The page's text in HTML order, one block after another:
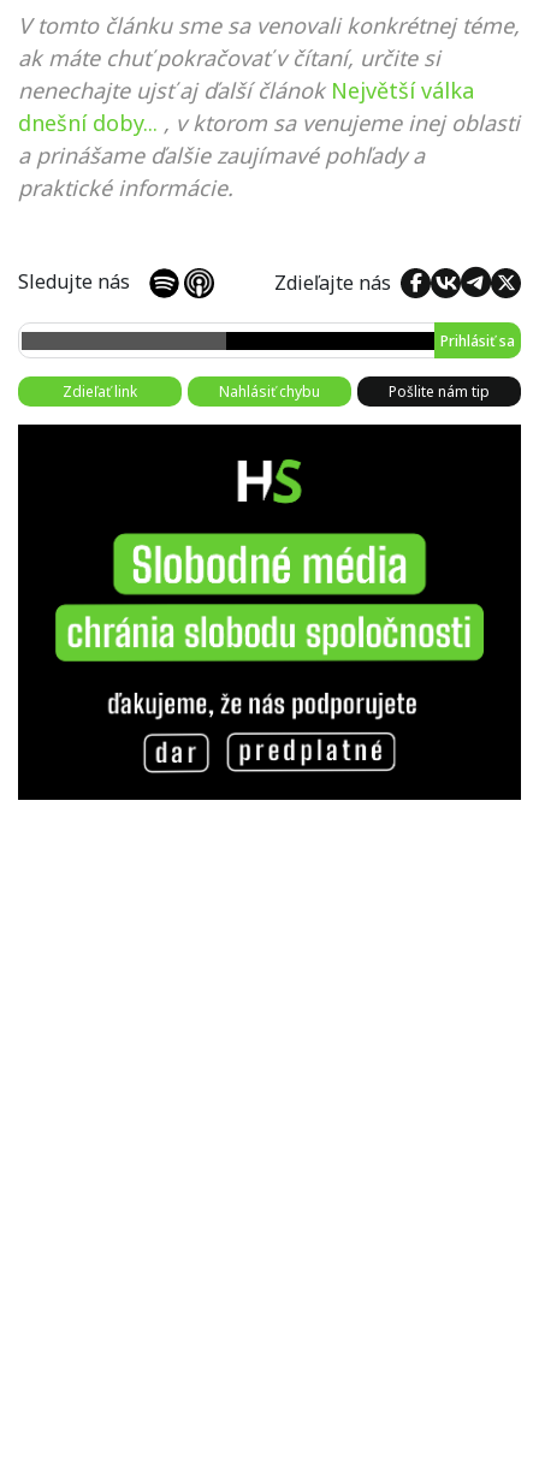
V tomto článku sme sa venovali konkrétnej téme,
ak máte chuť pokračovať v čítaní, určite si
nenechajte ujsť aj ďalší článok Největší válka
dnešní doby... , v ktorom sa venujeme inej oblasti
a prinášame ďalšie zaujímavé pohľady a
praktické informácie.
Sledujte nás Zdieľajte nás
Prihlásiť sa
Zdieľať link Nahlásiť chybu Pošlite nám tip